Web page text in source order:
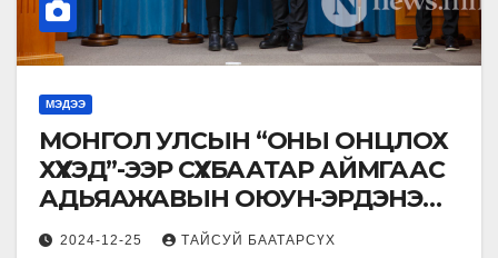
МЭДЭЭ
МОНГОЛ УЛСЫН “ОНЫ ОНЦЛОХ
ХҮҮХЭД”-ЭЭР СҮХБААТАР АЙМГААС
АДЬЯАЖАВЫН ОЮУН-ЭРДЭНЭ
ТОДОРЛОО.
2024-12-25 ТАЙСУЙ БААТАРСҮХ